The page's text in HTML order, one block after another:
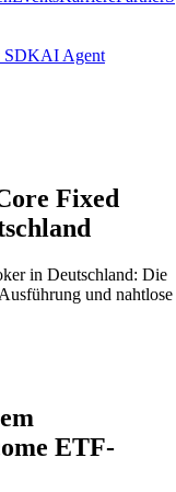
SDKAI Agent
Fixed
in Deutschland: Die
und nahtlose
ETF-